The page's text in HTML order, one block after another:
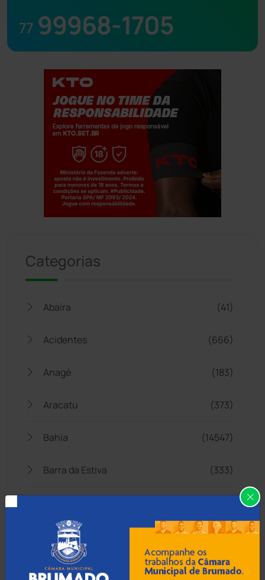
77 99968-1705
Categorias
Abaíra (41)
Acidentes (666)
Anagé (183)
Aracatu (373)
Bahia (14547)
Barra da Estiva (333)
Belo Campo (57)
Bom Jesus da Lapa (510)